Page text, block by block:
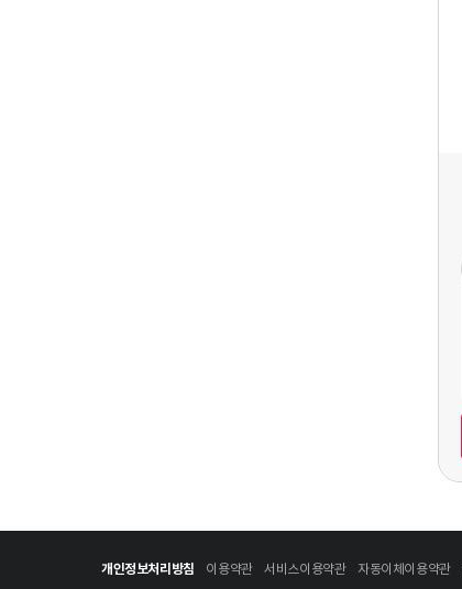
개인정보처리방침 이용약관 서비스이용약관 자동이체이용약관